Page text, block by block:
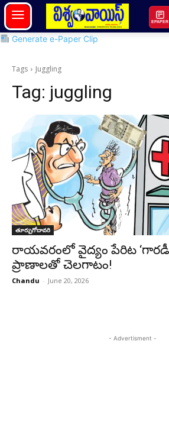
EPAPER
Generate e-Paper Clip
Tags Juggling
Tag: juggling
తూర్పుగోదావరి
రాయవరంలో వైద్యం పేరిట
ప్రాణాలతో చెలగాటం!
Chandu - June 20, 2026
- Advertisment -